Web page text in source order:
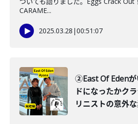
CARAME...
2025.03.28 |00:51:07
②East Of Edenが
ドになったかク
リニストの意外